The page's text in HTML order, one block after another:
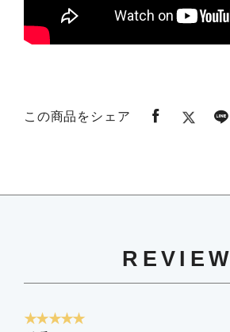
この商品をシェア
REVIEW
★★★★★